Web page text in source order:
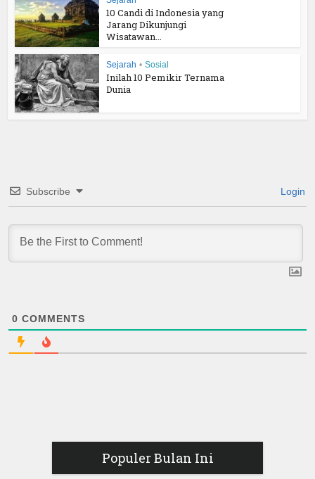
10 Candi di Indonesia yang
Jarang Dikunjungi
Wisatawan...
Sejarah • Sosial
Inilah 10 Pemikir Ternama
Dunia
Subscribe Login
0 COMMENTS
Populer Bulan Ini